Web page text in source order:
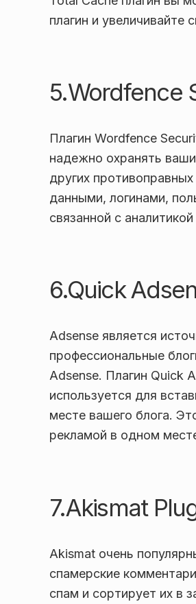
плагин и увеличивайте
5.Wordfence
Плагин Wordfence
надежно охранять
других
данными, логинами,
связанной с
6.Quick
Adsense является
профессиональные
Adsense. Плагин Quick
используется для
месте вашего блога.
рекламой в одном
7.Akismat
Akismat очень
спамерские
спам и сортирует их в